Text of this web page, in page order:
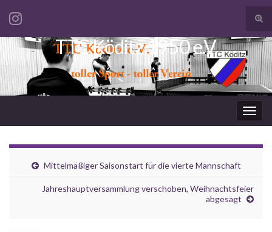
Search for:
TTC Köditz 1950 e.V.
Mittelmäßiger Saisonstart für die vierte Mannschaft
Jahreshauptversammlung verschoben, Weihnachtsfeier
abgesagt